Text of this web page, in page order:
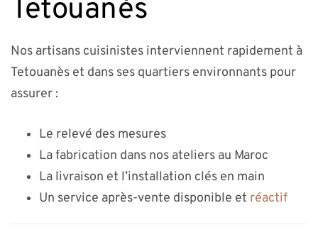
Tetouanès
Nos artisans cuisinistes interviennent rapidement à
Tetouanès et dans ses quartiers environnants pour
assurer :
Le relevé des mesures
La fabrication dans nos ateliers au Maroc
La livraison et l’installation clés en main
Un service après-vente disponible et réactif